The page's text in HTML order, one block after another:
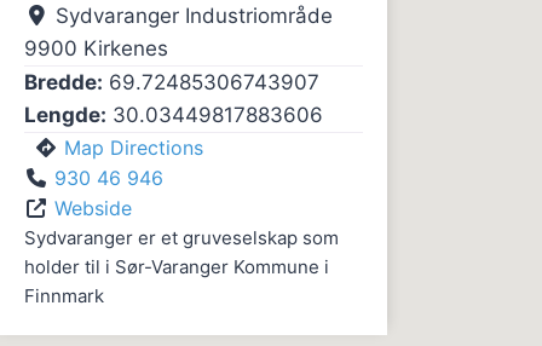
Sydvaranger Industriområde
9900 Kirkenes
Bredde: 69.72485306743907
Lengde: 30.03449817883606
Map Directions
930 46 946
Webside
Sydvaranger er et gruveselskap som
holder til i Sør-Varanger Kommune i
Finnmark